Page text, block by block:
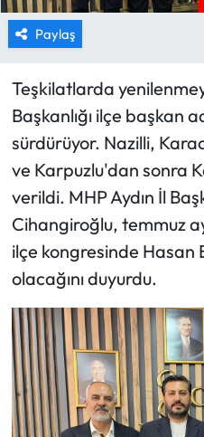
Paylaş
Teşkilatlarda
Başkanlığı ilçe başkan
sürdürüyor. Nazilli,
ve Karpuzlu'dan sonra
verildi. MHP Aydın İl
Cihangiroğlu, temmuz
ilçe kongresinde Hasan
olacağını duyurdu.
YAŞAM
HABER İLAN